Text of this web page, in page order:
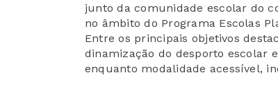
junto da comunidade escolar do
no âmbito do Programa Escolas
Entre os principais objetivos
dinamização do desporto escolar
enquanto modalidade acessível,